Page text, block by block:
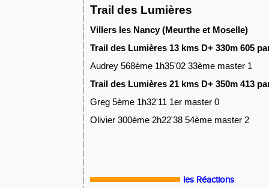
Trail des Lumières
Villers les Nancy (Meurthe et Moselle)
Trail des Lumières 13 kms D+ 330m 605
Audrey 568ème 1h35'02 33ème master 1
Trail des Lumières 21 kms D+ 350m 413
Greg 5ème 1h32'11 1er master 0
Olivier 300ème 2h22'38 54ème master 2
les Réactions